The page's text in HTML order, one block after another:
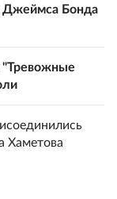
Джеймса Бонда
"Тревожные
Хаметова